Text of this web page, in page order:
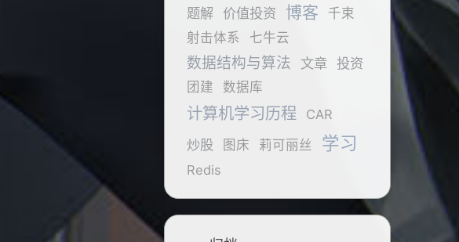
题解
价值投资 博客
千束
射击体系
七牛云
数据结构与算法 文章 投资
团建 数据库
计算机学习历程 CAR
炒股 图床 莉可丽丝 学习
Redis